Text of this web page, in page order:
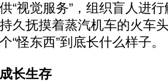
“视觉服务”，组织盲人进
久抚摸着蒸汽机车的火车
“怪东西”到底长什么样子。
长生存